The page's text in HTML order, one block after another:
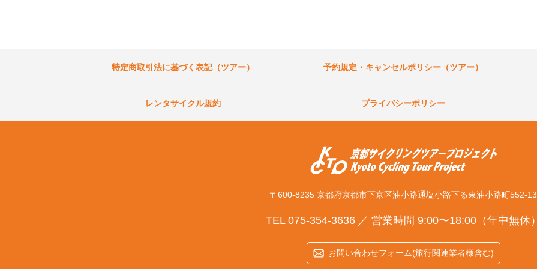
特定商取引法に基づく表記（ツアー） 予約規定・キャンセルポリシー（ツアー）
レンタサイクル規約 プライバシーポリシー
〒600-8235 京都府京都市下京区油小路通塩小路下る東油小路町552-13
TEL 075-354-3636 営業時間 9:00〜18:00（年中無休）
お問い合わせフォーム(旅行関連業者様含む)